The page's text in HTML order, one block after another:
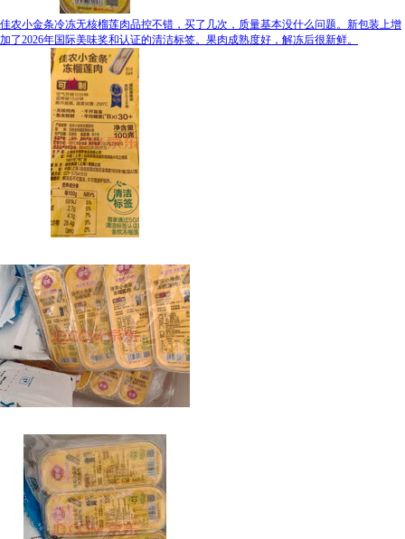
佳农小金条冷冻无核榴莲肉品控不错，买了几次，质量基本没什么问题。新包装上增
加了2026年国际美味奖和认证的清洁标签。果肉成熟度好，解冻后很新鲜。